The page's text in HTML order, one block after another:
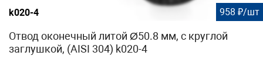
k020-4 958 ₽/шт
Отвод оконечный литой Ø50.8 мм, с круглой
заглушкой, (AISI 304) k020-4